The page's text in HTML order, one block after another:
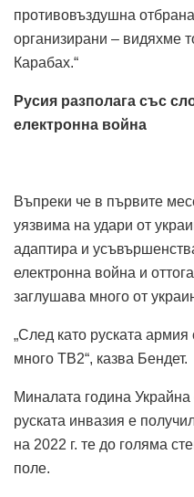
противовъздушна
организирани – видяхме
Карабах.“
Русия разполага със
електронна война
Въпреки че в първите
уязвима на удари от
адаптира и
електронна война и
заглушава много от
„След като руската
много TB2“, казва Бендет.
Миналата година
руската инвазия е
на 2022 г. те до голяма
поле.